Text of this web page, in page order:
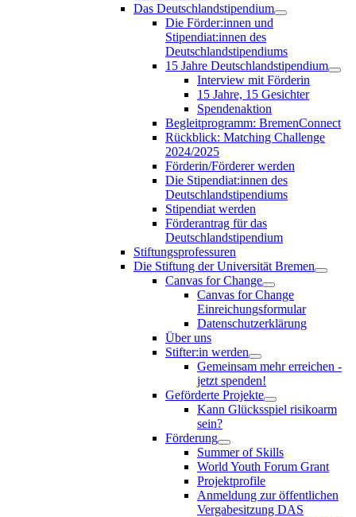
Das Deutschlandstipendium
Die Förder:innen und
Stipendiat:innen des
Deutschlandstipendiums
15 Jahre Deutschlandstipendium
Interview mit Förderin
15 Jahre, 15 Gesichter
Spendenaktion
Begleitprogramm: BremenConnect
Rückblick: Matching Challenge
2024/2025
Förderin/Förderer werden
Die Stipendiat:innen des
Deutschlandstipendiums
Stipendiat werden
Förderantrag für das
Deutschlandstipendium
Stiftungsprofessuren
Die Stiftung der Universität Bremen
Canvas for Change
Canvas for Change
Einreichungsformular
Datenschutzerklärung
Über uns
Stifter:in werden
Gemeinsam mehr erreichen -
jetzt spenden!
Geförderte Projekte
Kann Glücksspiel risikoarm
sein?
Förderung
Summer of Skills
World Youth Forum Grant
Projektprofile
Anmeldung zur öffentlichen
Vergabesitzung DAS